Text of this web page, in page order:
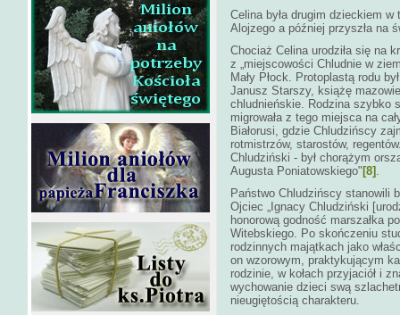
Celina była drugim dzieckiem
Alojzego a później przyszła na
Chociaż Celina urodziła się na
z „miejscowości Chludnie w
Mały Płock. Protoplastą rodu
Janusz Starszy, książę
chludnieńskie. Rodzina szybko
migrowała z tego miejsca na
Białorusi, gdzie Chludzińscy
rotmistrzów, starostów,
Chludziński - był chorążym
Augusta Poniatowskiego" [8] .
Państwo Chludzińscy stanowili
Ojciec „Ignacy Chludziński
honorową godność marszałka
Witebskiego. Po skończeniu
rodzinnych majątkach jako
on wzorowym, praktykującym
rodzinie, w kołach przyjaciół i
wychowanie dzieci swą
nieugiętością charakteru.